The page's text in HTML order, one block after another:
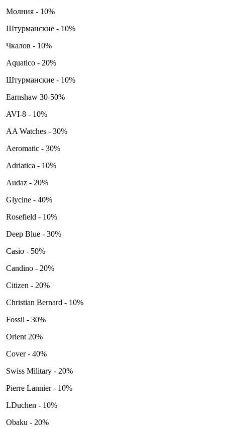
Молния - 10%
Штурманские - 10%
Чкалов - 10%
Aquatico - 20%
Штурманские - 10%
Earnshaw 30-50%
AVI-8 - 10%
AA Watches - 30%
Aeromatic - 30%
Adriatica - 10%
Audaz - 20%
Glycine - 40%
Rosefield - 10%
Deep Blue - 30%
Casio - 50%
Candino - 20%
Citizen - 20%
Christian Bernard - 10%
Fossil - 30%
Orient 20%
Cover - 40%
Swiss Military - 20%
Pierre Lannier - 10%
LDuchen - 10%
Obaku - 20%